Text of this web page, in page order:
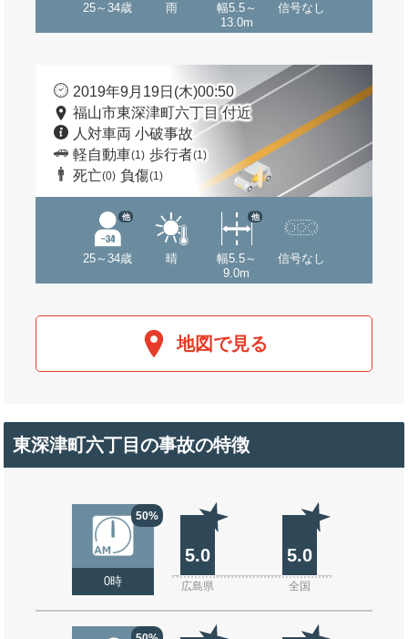
25～34歳 雨
幅5.5～
13.0m
信号なし
2019年9月19日(木)00:50
福山市東深津町六丁目 付近
人対車両 小破事故
軽自動車(1) 歩行者(1)
死亡(0) 負傷(1)
25～34歳
他
晴
幅5.5～
9.0m
他
信号なし
地図で見る
東深津町六丁目の事故の特徴
50%
0時
5.0 5.0
広島県 全国